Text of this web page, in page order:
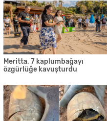
Meritta, 7 kaplumbağayı
özgürlüğe kavuşturdu